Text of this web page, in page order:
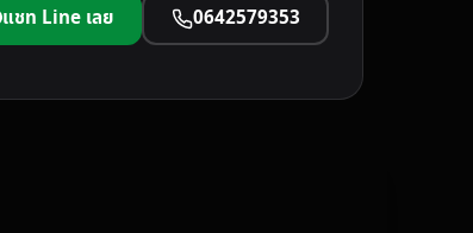
แชท Line เลย 0642579353